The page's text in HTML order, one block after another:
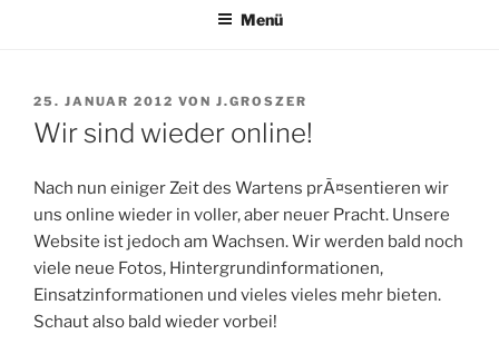
Menü
VERÖFFENTLICHT
AM
25. JANUAR 2012 VON J.GROSZER
Wir sind wieder online!
Nach nun einiger Zeit des Wartens prÃ¤sentieren wir
uns online wieder in voller, aber neuer Pracht. Unsere
Website ist jedoch am Wachsen. Wir werden bald noch
viele neue Fotos, Hintergrundinformationen,
Einsatzinformationen und vieles vieles mehr bieten.
Schaut also bald wieder vorbei!